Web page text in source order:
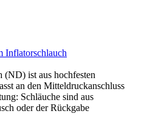
Inflatorschlauch
ist aus hochfesten
an den Mitteldruckanschluss
Schläuche sind aus
oder der Rückgabe